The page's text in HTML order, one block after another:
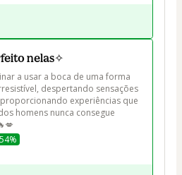
nelas✧
a usar a boca de uma forma
despertando sensações
experiências que
homens nunca consegue
54%